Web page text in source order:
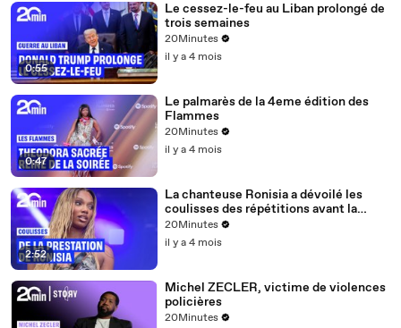
0:55
Le cessez-le-feu au Liban prolongé de
trois semaines
20Minutes
il y a 4 mois
0:47
Le palmarès de la 4eme édition des
Flammes
20Minutes
il y a 4 mois
2:52
La chanteuse Ronisia a dévoilé les
coulisses des répétitions avant la
quatrième édition des Flammes
20Minutes
il y a 4 mois
Michel ZECLER, victime de violences
policières
20Minutes